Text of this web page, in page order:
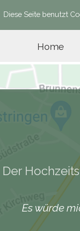
Diese Seite benutzt
Home
Der
Es würde